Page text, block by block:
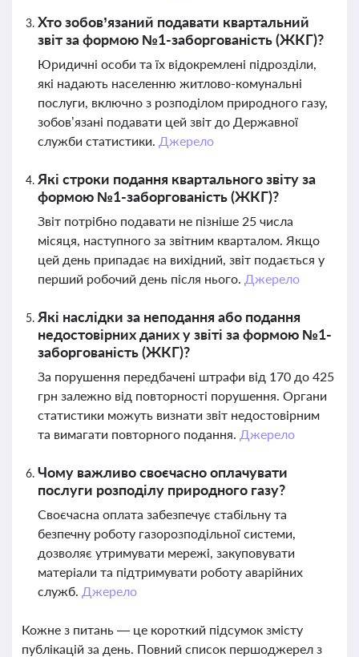
Хто зобов’язаний подавати квартальний
звіт за формою №1-заборгованість (ЖКГ)?
Юридичні особи та їх відокремлені підрозділи,
які надають населенню житлово-комунальні
послуги, включно з розподілом природного газу,
зобов’язані подавати цей звіт до Державної
служби статистики. Джерело
Які строки подання квартального звіту за
формою №1-заборгованість (ЖКГ)?
Звіт потрібно подавати не пізніше 25 числа
місяця, наступного за звітним кварталом. Якщо
цей день припадає на вихідний, звіт подається у
перший робочий день після нього. Джерело
Які наслідки за неподання або подання
недостовірних даних у звіті за формою №1-
заборгованість (ЖКГ)?
За порушення передбачені штрафи від 170 до 425
грн залежно від повторності порушення. Органи
статистики можуть визнати звіт недостовірним
та вимагати повторного подання. Джерело
Чому важливо своєчасно оплачувати
послуги розподілу природного газу?
Своєчасна оплата забезпечує стабільну та
безпечну роботу газорозподільної системи,
дозволяє утримувати мережі, закуповувати
матеріали та підтримувати роботу аварійних
служб. Джерело
Кожне з питань — це короткий підсумок змісту
публікацій за день. Повний список першоджерел з